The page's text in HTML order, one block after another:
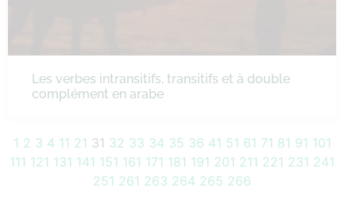
Les verbes intransitifs, transitifs et à double
complément en arabe
1 2 3 4 11 21 31 32 33 34 35 36 41 51 61 71 81 91 101
111 121 131 141 151 161 171 181 191 201 211 221 231 241
251 261 263 264 265 266